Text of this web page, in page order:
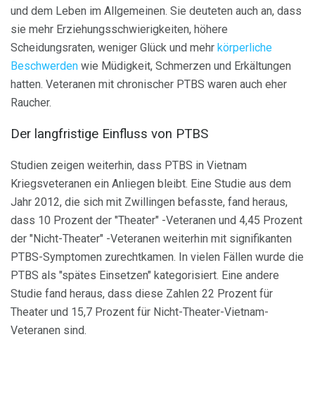
und dem Leben im Allgemeinen. Sie deuteten auch an, dass
sie mehr Erziehungsschwierigkeiten, höhere
Scheidungsraten, weniger Glück und mehr körperliche
Beschwerden wie Müdigkeit, Schmerzen und Erkältungen
hatten. Veteranen mit chronischer PTBS waren auch eher
Raucher.
Der langfristige Einfluss von PTBS
Studien zeigen weiterhin, dass PTBS in Vietnam
Kriegsveteranen ein Anliegen bleibt. Eine Studie aus dem
Jahr 2012, die sich mit Zwillingen befasste, fand heraus,
dass 10 Prozent der "Theater" -Veteranen und 4,45 Prozent
der "Nicht-Theater" -Veteranen weiterhin mit signifikanten
PTBS-Symptomen zurechtkamen. In vielen Fällen wurde die
PTBS als "spätes Einsetzen" kategorisiert. Eine andere
Studie fand heraus, dass diese Zahlen 22 Prozent für
Theater und 15,7 Prozent für Nicht-Theater-Vietnam-
Veteranen sind.